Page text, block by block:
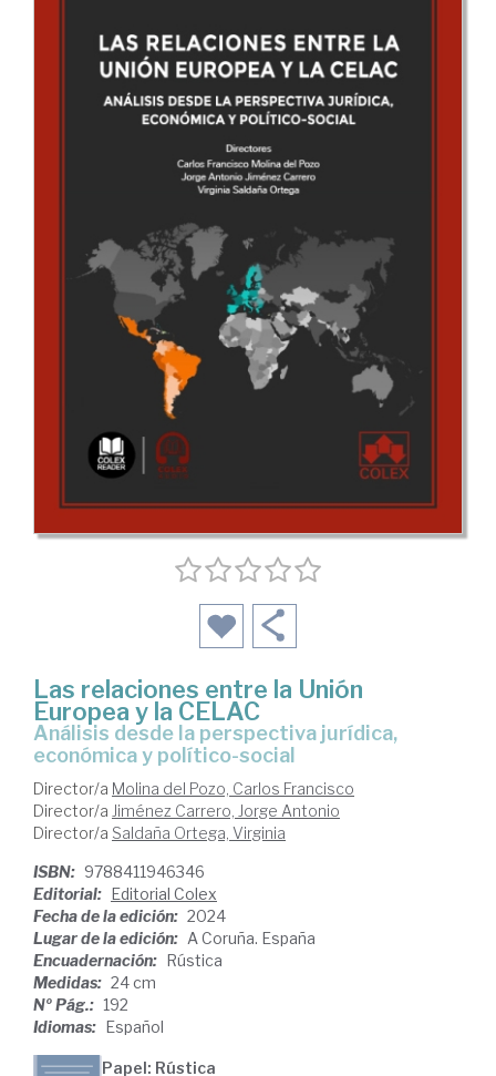
Las relaciones entre la Unión
Europea y la CELAC
análisis desde la perspectiva jurídica,
económica y político-social
Director/a Molina del Pozo, Carlos Francisco
Director/a Jiménez Carrero, Jorge Antonio
Director/a Saldaña Ortega, Virginia
ISBN: 9788411946346
Editorial: Editorial Colex
Fecha de la edición: 2024
Lugar de la edición: A Coruña. España
Encuadernación: Rústica
Medidas: 24 cm
Nº Pág.: 192
Idiomas: Español
Papel: Rústica